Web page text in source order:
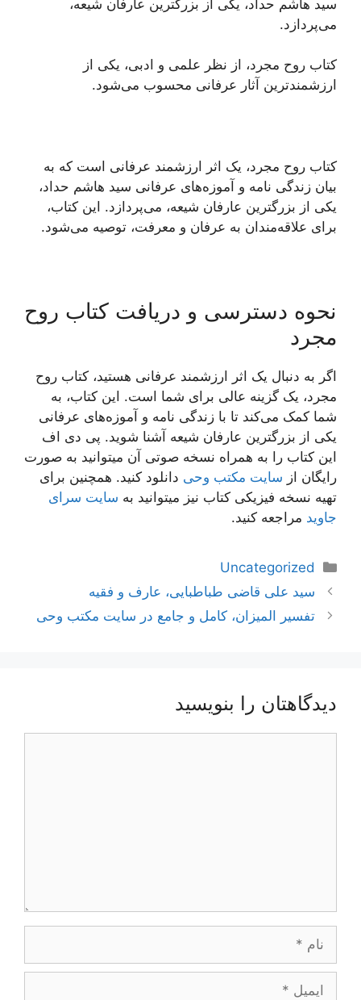
سید هاشم حداد، یکی از بزرگترین عارفان شیعه،
می‌پردازد.
کتاب روح مجرد، از نظر علمی و ادبی، یکی از
ارزشمندترین آثار عرفانی محسوب می‌شود.
کتاب روح مجرد، یک اثر ارزشمند عرفانی است که به
بیان زندگی نامه و آموزه‌های عرفانی سید هاشم حداد،
یکی از بزرگترین عارفان شیعه، می‌پردازد. این کتاب،
برای علاقه‌مندان به عرفان و معرفت، توصیه می‌شود.
نحوه دسترسی و دریافت کتاب روح
مجرد
اگر به دنبال یک اثر ارزشمند عرفانی هستید، کتاب روح
مجرد، یک گزینه عالی برای شما است. این کتاب، به
شما کمک می‌کند تا با زندگی نامه و آموزه‌های عرفانی
یکی از بزرگترین عارفان شیعه آشنا شوید. پی دی اف
این کتاب را به همراه نسخه صوتی آن میتوانید به صورت
رایگان از سایت مکتب وحی دانلود کنید. همچنین برای
تهیه نسخه فیزیکی کتاب نیز میتوانید به سایت سرای
جاوید مراجعه کنید.
دسته‌ها
Uncategorized
ناوبری
نوشته‌ها
سید علی قاضی طباطبایی، عارف و فقیه
تفسیر المیزان، کامل و جامع در سایت مکتب وحی
دیدگاهتان را بنویسید
ایمیل